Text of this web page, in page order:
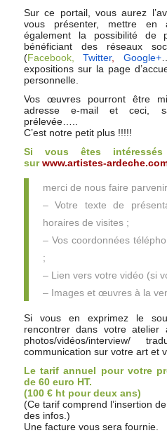
Sur ce portail, vous aurez
vous présenter, mettre
également la possibilité de
bénéficiant des réseaux
(Facebook, Twitter,Google+
expositions sur la page
personnelle.
Vos œuvres pourront être
adresse e-mail et ceci,
prélevée…..
C’est notre petit plus !!!!!
Si vous êtes
surwww.artistes-
merci de nous faire
– Votre texte de
horaires de visites ;
– Vos coordonnées
;
– Lien vers votre vidéo (si
– Images et œuvres à la
Si vous en exprimez le
rencontrer dans votre atelier
photos/vidéos/interview/
communication sur votre art et
Le tarif annuel pour votre
de 60 euro HT.
(100 € ht pour deux ans)
(Ce tarif comprend l’insertion
des infos.)
Une facture vous sera fournie.